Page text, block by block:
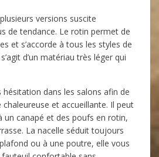
versions suscite
de tendance. Le rotin permet de
et s’accorde à tous les styles de
d’un matériau très léger qui
hésitation dans les salons afin de
et accueillante. Il peut
un canapé et des poufs en rotin,
La nacelle séduit toujours
ou à une poutre, elle vous